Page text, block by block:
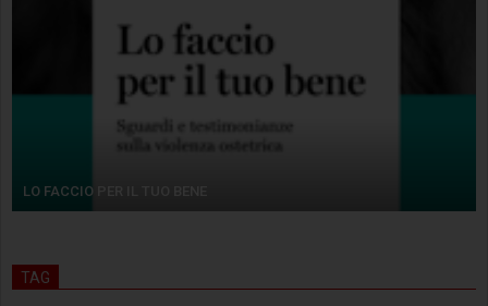
LO FACCIO PER IL TUO BENE
TAG